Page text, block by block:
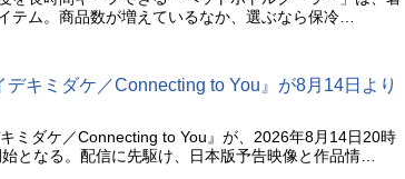
テム。商品数が増えているなか、選ぶなら保冷…
キミダケ／Connecting to You』が8月14日より
ミダケ／Connecting to You』が、2026年8月14日20時
となる。配信に先駆け、日本版予告映像と作品情…